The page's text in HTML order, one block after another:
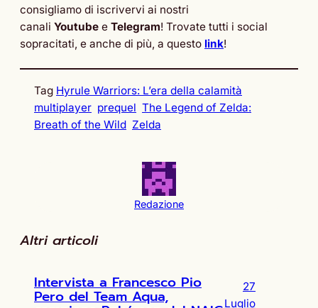
consigliamo di iscrivervi ai nostri
canali Youtube e Telegram! Trovate tutti i social
sopracitati, e anche di più, a questo link!
Tag Hyrule Warriors: L’era della calamità
multiplayer prequel The Legend of Zelda:
Breath of the Wild Zelda
Redazione
Altri articoli
Intervista a Francesco Pio
Pero del Team Aqua,
27
Luglio